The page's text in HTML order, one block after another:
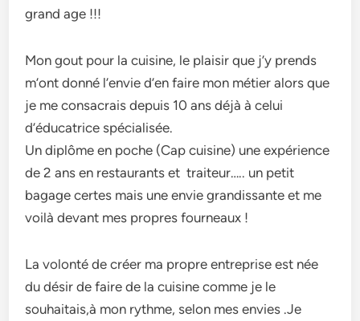
grand age !!!
Mon gout pour la cuisine, le plaisir que j’y prends
m’ont donné l’envie d’en faire mon métier alors que
je me consacrais depuis 10 ans déjà à celui
d’éducatrice spécialisée.
Un diplôme en poche (Cap cuisine) une expérience
de 2 ans en restaurants et traiteur….. un petit
bagage certes mais une envie grandissante et me
voilà devant mes propres fourneaux !
La volonté de créer ma propre entreprise est née
du désir de faire de la cuisine comme je le
souhaitais,à mon rythme, selon mes envies .Je